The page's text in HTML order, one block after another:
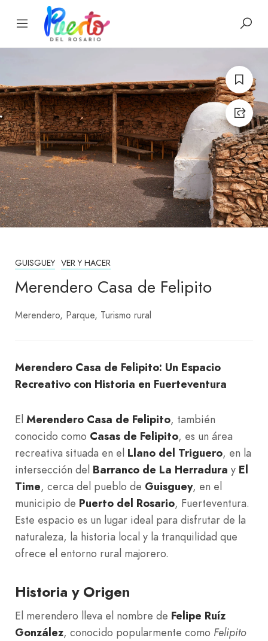
GUISGUEY VER Y HACER
Merendero Casa de Felipito
Merendero Parque Turismo rural
Merendero Casa de Felipito: Un Espacio
Recreativo con Historia en Fuerteventura
El Merendero Casa de Felipito, también
conocido como Casas de Felipito, es un área
recreativa situada en el Llano del Triguero, en la
intersección del Barranco de La Herradura y El
Time, cerca del pueblo de Guisguey, en el
municipio de Puerto del Rosario, Fuerteventura.
Este espacio es un lugar ideal para disfrutar de la
naturaleza, la historia local y la tranquilidad que
ofrece el entorno rural majorero.
Historia y Origen
El merendero lleva el nombre de Felipe Ruíz
González, conocido popularmente como Felipito